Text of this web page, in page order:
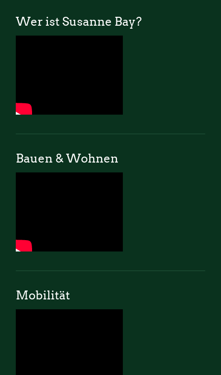
Wer ist Susanne Bay?
Bauen & Wohnen
Mobilität